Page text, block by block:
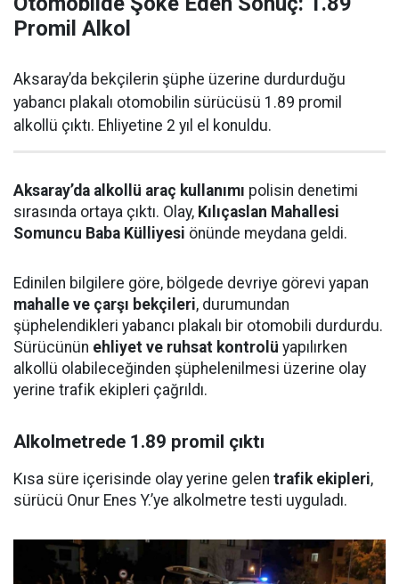
Promil Alkol
Aksaray’da bekçilerin şüphe üzerine durdurduğu
yabancı plakalı otomobilin sürücüsü 1.89 promil
alkollü çıktı. Ehliyetine 2 yıl el konuldu.
Aksaray’da alkollü araç kullanımı polisin denetimi
sırasında ortaya çıktı. Olay, Kılıçaslan Mahallesi
Somuncu Baba Külliyesi önünde meydana geldi.
Edinilen bilgilere göre, bölgede devriye görevi yapan
mahalle ve çarşı bekçileri, durumundan
şüphelendikleri yabancı plakalı bir otomobili durdurdu.
Sürücünün ehliyet ve ruhsat kontrolü yapılırken
alkollü olabileceğinden şüphelenilmesi üzerine olay
yerine trafik ekipleri çağrıldı.
Alkolmetrede 1.89 promil çıktı
Kısa süre içerisinde olay yerine gelen trafik ekipleri,
sürücü Onur Enes Y.’ye alkolmetre testi uyguladı.